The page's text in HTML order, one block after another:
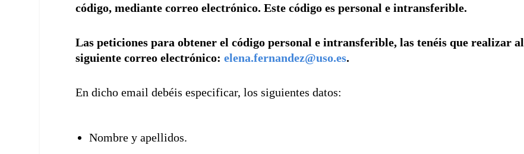
código, mediante correo electrónico. Este código es personal e intransferible.
Las peticiones para obtener el código personal e intransferible, las tenéis que realizar al
siguiente correo electrónico:elena.fernandez@uso.es.
En dicho email debéis especificar, los siguientes datos:
Nombre y apellidos.